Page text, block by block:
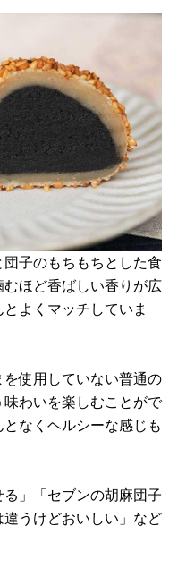
子のもちもちとした食
ほど香ばしい香りが広
よくマッチしていま
使用していない普通の
わいを楽しむことがで
なくヘルシーな感じも
」「セブンの胡麻団子
うけどおいしい」など